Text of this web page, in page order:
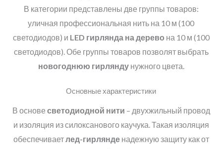
В категории представлены две группы товаров:
уличная профессиональная нить на 10 м (100
светодиодов) и LED гирлянда на дерево на 10 м (100
светодиодов). Обе группы товаров позволят выбрать
новогоднюю гирляндунужного цвета.
Основные характеристики
В основе светодиодной нити – двухжильный провод
и изоляция из силоксанового каучука. Такая изоляция
обеспечивает лед-гирлянденадежную защиту как от